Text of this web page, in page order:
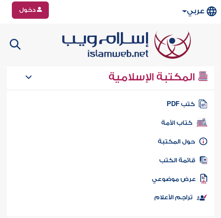
عربي دخول
المكتبة الإسلامية
كتب PDF
كتاب الأمة
المكتبة
الكتب
موضوعي